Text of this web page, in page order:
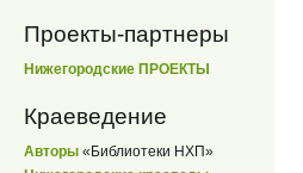
Проекты-партнеры
Нижегородские ПРОЕКТЫ
Краеведение
Авторы «Библиотеки НХП»